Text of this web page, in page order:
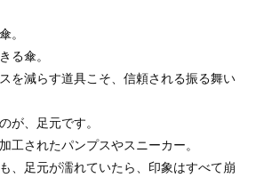
。
る傘。
を減らす道具こそ、信頼される振る舞い
が、足元です。
工されたパンプスやスニーカー。
、足元が濡れていたら、印象はすべて崩